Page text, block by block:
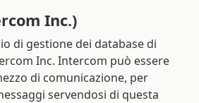
Inc.)
di gestione dei database di
Inc. Intercom può essere
di comunicazione, per
servendosi di questa